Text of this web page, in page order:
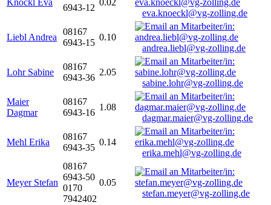
Knöckl Eva
6943-12
0.02
eva.knoeckl@vg-zolling.de
Liebl Andrea
08167
6943-15
0.10
andrea.liebl@vg-zolling.de
Lohr Sabine
08167
6943-36
2.05
sabine.lohr@vg-zolling.de
Maier
Dagmar
08167
6943-16
1.08
dagmar.maier@vg-zolling.de
Mehl Erika
08167
6943-35
0.14
erika.mehl@vg-zolling.de
Meyer Stefan
08167
6943-50
0170
7942402
0.05
stefan.meyer@vg-zolling.de